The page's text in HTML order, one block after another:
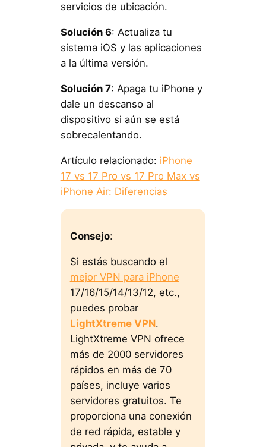
servicios de ubicación.
Solución 6: Actualiza tu
sistema iOS y las aplicaciones
a la última versión.
Solución 7: Apaga tu iPhone y
dale un descanso al
dispositivo si aún se está
sobrecalentando.
Artículo relacionado: iPhone
17 vs 17 Pro vs 17 Pro Max vs
iPhone Air: Diferencias
Consejo:
Si estás buscando el
mejor VPN para iPhone
17/16/15/14/13/12, etc.,
puedes probar
LightXtreme VPN.
LightXtreme VPN ofrece
más de 2000 servidores
rápidos en más de 70
países, incluye varios
servidores gratuitos. Te
proporciona una conexión
de red rápida, estable y